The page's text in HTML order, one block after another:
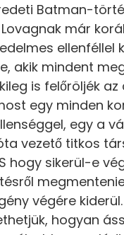
Batman-
már
ellenféllel
akik mindent
is felőröljék
egy minden
egy a
vezető titkos
hogy sikerül-e
végére
hogyan